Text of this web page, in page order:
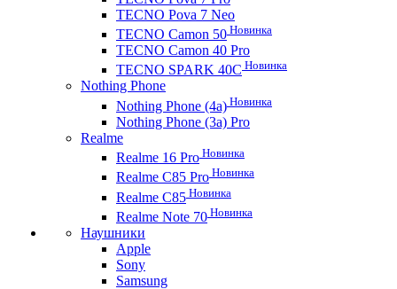
TECNO Pova 7 Neo
TECNO Camon 50 Новинка
TECNO Camon 40 Pro
TECNO SPARK 40C Новинка
Nothing Phone
Nothing Phone (4a) Новинка
Nothing Phone (3a) Pro
Realme
Realme 16 Pro Новинка
Realme C85 Pro Новинка
Realme C85 Новинка
Realme Note 70 Новинка
Наушники
Apple
Sony
Samsung